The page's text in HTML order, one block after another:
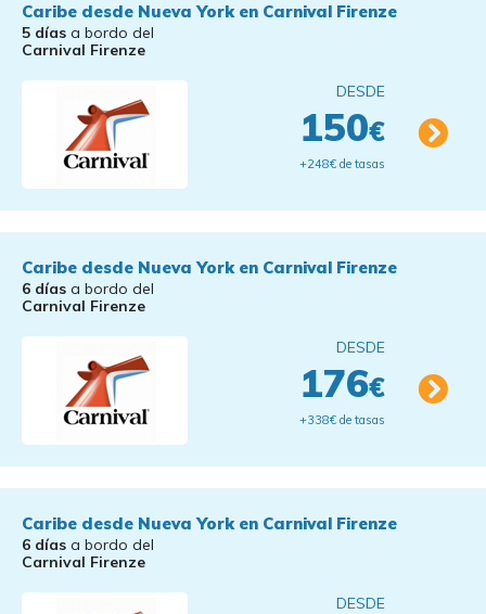
Caribe desde Nueva York en Carnival Firenze
5 días a bordo del
Carnival Firenze
DESDE
150€
+248€ de tasas
Caribe desde Nueva York en Carnival Firenze
6 días a bordo del
Carnival Firenze
DESDE
176€
+338€ de tasas
Caribe desde Nueva York en Carnival Firenze
6 días a bordo del
Carnival Firenze
DESDE